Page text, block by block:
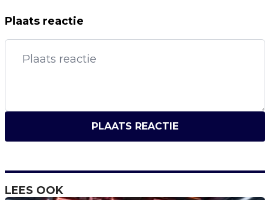
Plaats reactie
PLAATS REACTIE
LEES OOK